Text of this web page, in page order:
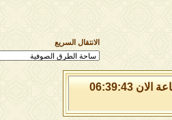
الانتقال السريع
الخميس 6 من اغسطس 2026 , الساعة الان 06:39:43